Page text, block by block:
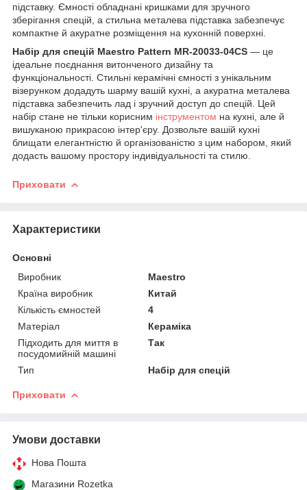
підставку. Ємності обладнані кришками для зручного
зберігання спецій, а стильна металева підставка забезпечує
компактне й акуратне розміщення на кухонній поверхні.
Набір для спецій Maestro Pattern MR-20033-04CS — це
ідеальне поєднання витонченого дизайну та
функціональності. Стильні керамічні ємності з унікальним
візерунком додадуть шарму вашій кухні, а акуратна металева
підставка забезпечить лад і зручний доступ до спецій. Цей
набір стане не тільки корисним інструментом на кухні, але й
вишуканою прикрасою інтер'єру. Дозвольте вашій кухні
блищати елегантністю й організованістю з цим набором, який
додасть вашому простору індивідуальності та стилю.
Приховати
Характеристики
Основні
Виробник
Maestro
Країна виробник
Китай
Кількість ємностей
4
Матеріал
Кераміка
Підходить для миття в
посудомийній машині
Так
Тип Набір для спецій
Приховати
Умови доставки
Нова Пошта
Магазини Rozetka